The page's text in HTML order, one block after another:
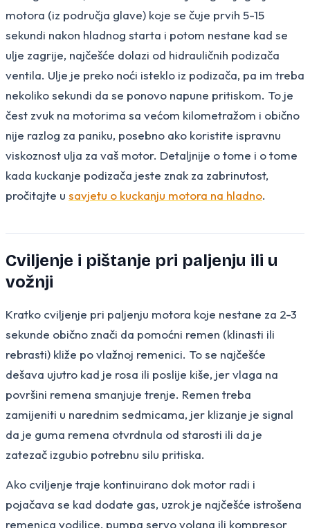
motora (iz područja glave) koje se čuje prvih 5-15
sekundi nakon hladnog starta i potom nestane kad se
ulje zagrije, najčešće dolazi od hidrauličnih podizača
ventila. Ulje je preko noći isteklo iz podizača, pa im treba
nekoliko sekundi da se ponovo napune pritiskom. To je
čest zvuk na motorima sa većom kilometražom i obično
nije razlog za paniku, posebno ako koristite ispravnu
viskoznost ulja za vaš motor. Detaljnije o tome i o tome
kada kuckanje podizača jeste znak za zabrinutost,
pročitajte u savjetu o kuckanju motora na hladno.
Cviljenje i pištanje pri paljenju ili u
vožnji
Kratko cviljenje pri paljenju motora koje nestane za 2-3
sekunde obično znači da pomoćni remen (klinasti ili
rebrasti) kliže po vlažnoj remenici. To se najčešće
dešava ujutro kad je rosa ili poslije kiše, jer vlaga na
površini remena smanjuje trenje. Remen treba
zamijeniti u narednim sedmicama, jer klizanje je signal
da je guma remena otvrdnula od starosti ili da je
zatezač izgubio potrebnu silu pritiska.
Ako cviljenje traje kontinuirano dok motor radi i
pojačava se kad dodate gas, uzrok je najčešće istrošena
remenica vodilice, pumpa servo volana ili kompresor